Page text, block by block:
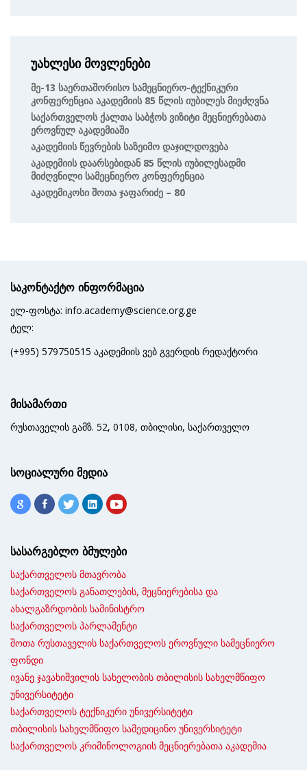
უახლესი მოვლენები
Მე-13 Საერთაშორისო Სამეცნიერო-Ტექნიკური
Კონფერენცია Აკადემიის 85 Წლის Იუბილეს Მიეძღვნა
Საქართველოს Ქალთა Საბჭოს Ვიზიტი Მეცნიერებათა
Ეროვნულ Აკადემიაში
Აკადემიის Წევრების Საზეიმო Დაჯილდოვება
Აკადემიის Დაარსებიდან 85 Წლის Იუბილესადმი
Მიძღვნილი Სამეცნიერო Კონფერენცია
Აკადემიკოსი Შოთა Ჯაფარიძე – 80
საკონტაქტო ინფორმაცია
ელ-ფოსტა: info.academy@science.org.ge
ტელ:
(+995) 579750515 აკადემიის ვებ გვერდის რედაქტორი
მისამართი
რუსთაველის გამზ. 52, 0108, თბილისი, საქართველო
სოციალური მედია
სასარგებლო ბმულები
საქართველოს მთავრობა
საქართველოს განათლების, მეცნიერებისა და
ახალგაზრდობის სამინისტრო
საქართველოს პარლამენტი
შოთა რუსთაველის საქართველოს ეროვნული სამეცნიერო
ფონდი
ივანე ჯავახიშვილის სახელობის თბილისის სახელმწიფო
უნივერსიტეტი
საქართველოს ტექნიკური უნივერსიტეტი
თბილისის სახელმწიფო სამედიცინო უნივერსიტეტი
საქართველოს კრიმინოლოგიის მეცნიერებათა აკადემია